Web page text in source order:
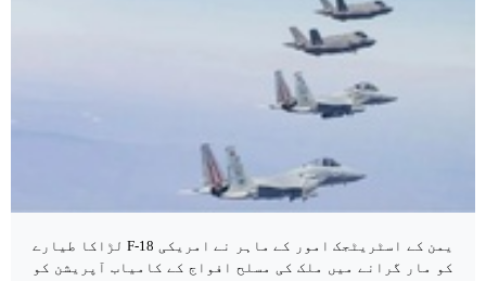
یمن کے اسٹریٹجک امور کے ماہر نے امریکی F-18 لڑاکا طیارے
کو مار گرانے میں ملک کی مسلح افواج کے کامیاب آپریشن کو